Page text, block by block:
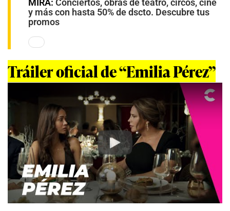
y más con hasta 50% de dscto. Descubre tus
promos
Tráiler oficial de “Emilia Pérez”
Play